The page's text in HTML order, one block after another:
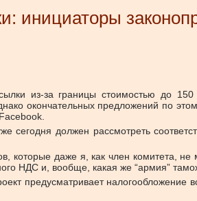
инициаторы
из-за границы стоимостью до
окончательных предложений по
сегодня должен рассмотреть
которые даже я, как член комитета,
НДС и, вообще, какая же “армия”
предусматривает